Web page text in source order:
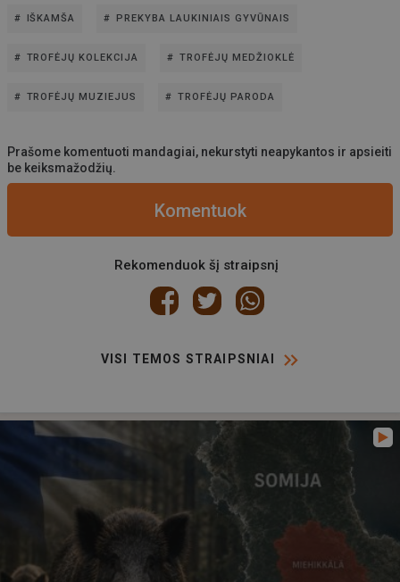
IŠKAMŠA PREKYBA LAUKINIAIS GYVŪNAIS
TROFĖJŲ KOLEKCIJA TROFĖJŲ MEDŽIOKLĖ
TROFĖJŲ MUZIEJUS TROFĖJŲ PARODA
Prašome komentuoti mandagiai, nekurstyti neapykantos ir apsieiti
be keiksmažodžių.
Komentuok
Rekomenduok šį straipsnį
VISI TEMOS STRAIPSNIAI